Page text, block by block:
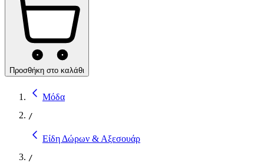
Προσθήκη στο καλάθι
Μόδα
/
Είδη Δώρων & Αξεσουάρ
/